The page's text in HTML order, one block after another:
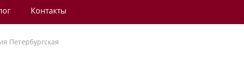
Контакты
Петербургская